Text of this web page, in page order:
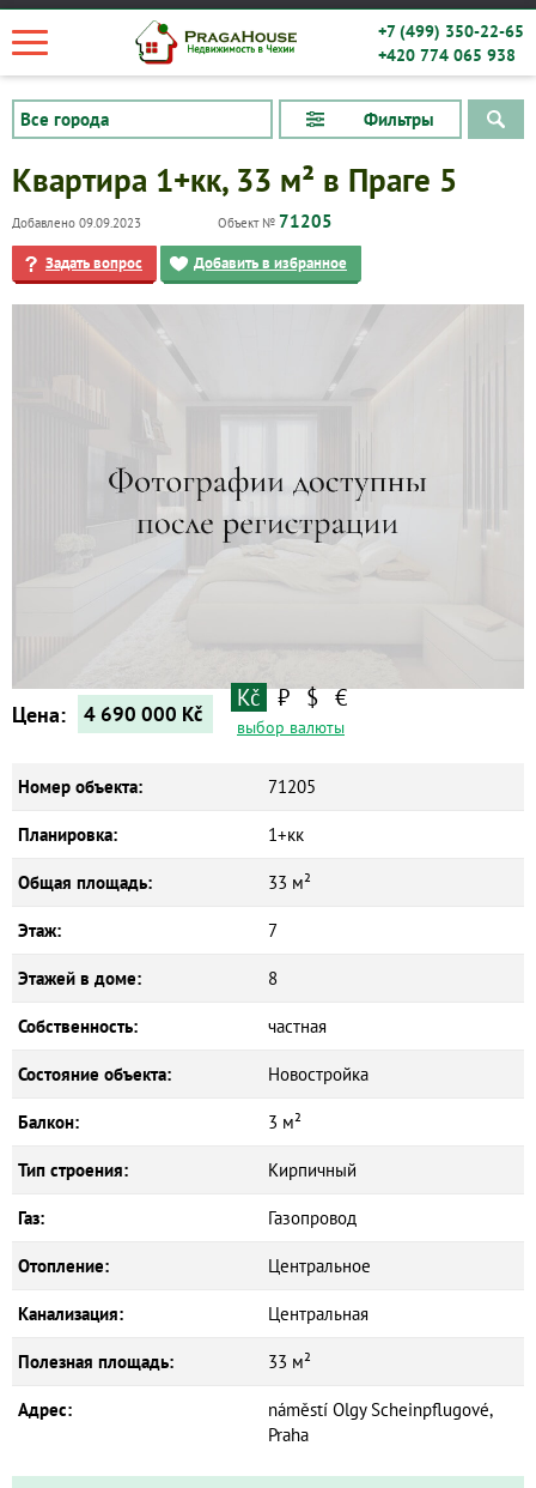
+7 (499) 350-22-65
+420 774 065 938
Фильтры
Квартиры
Квартира 1+кк, 33 м² в Праге 5
Добавлено 09.09.2023 Объект № 71205
Задать вопрос Добавить в избранное
Цена: 4 690 000 Kč
Kč ₽ $ €
выбор валюты
Номер объекта: 71205
Планировка: 1+кк
Общая площадь: 33 м²
Этаж: 7
Этажей в доме: 8
Собственность: частная
Состояние объекта: Новостройка
Балкон: 3 м²
Тип строения: Кирпичный
Газ: Газопровод
Отопление: Центральное
Канализация: Центральная
Полезная площадь: 33 м²
Адрес:
náměstí Olgy Scheinpflugové,
Praha